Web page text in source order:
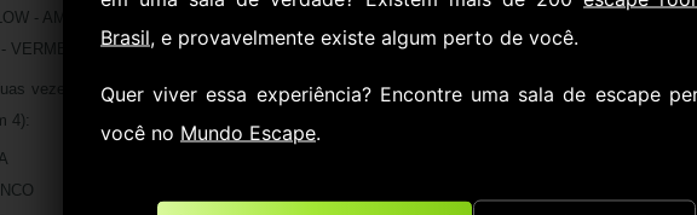
Brasil, e provavelmente existe algum perto de você.
Quer viver essa experiência? Encontre uma sala de escape
você no Mundo Escape.
- AMARELO
VERMELHO
vezes à direita e coloque as cores no armário (à esquerda) na ordem de acordo com a
4):